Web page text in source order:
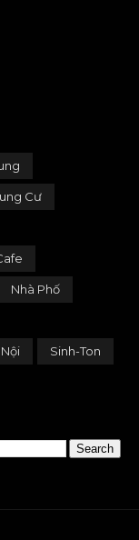
Cư
Nhà Phố
Sinh-Ton